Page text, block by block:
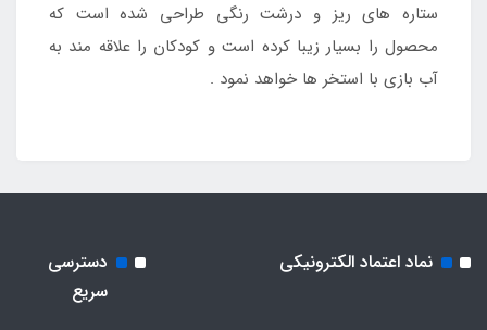
ستاره های ریز و درشت رنگی طراحی شده است که
محصول را بسیار زیبا کرده است و کودکان را علاقه مند به
آب بازی با استخر ها خواهد نمود .
نماد اعتماد الکترونیکی
دسترسی
سریع